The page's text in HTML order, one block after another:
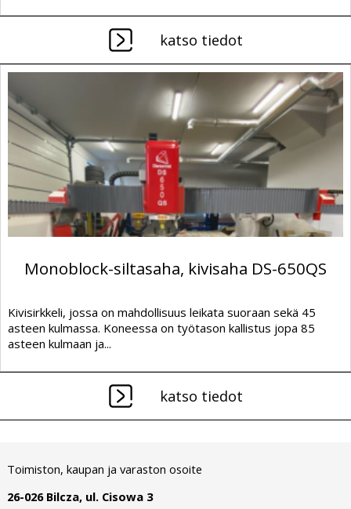
katso tiedot
Monoblock-siltasaha, kivisaha DS-650QS
Kivisirkkeli, jossa on mahdollisuus leikata suoraan sekä 45
asteen kulmassa. Koneessa on työtason kallistus jopa 85
asteen kulmaan ja...
katso tiedot
Toimiston, kaupan ja varaston osoite
26-026 Bilcza, ul. Cisowa 3